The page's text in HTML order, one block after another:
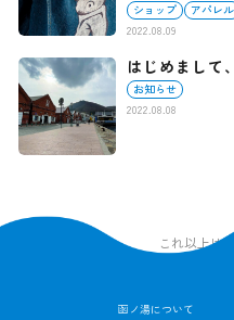
ショップ アパレル
2022.08.09
はじめまして
お知らせ
2022.08.08
これ以上は
函ノ湯について